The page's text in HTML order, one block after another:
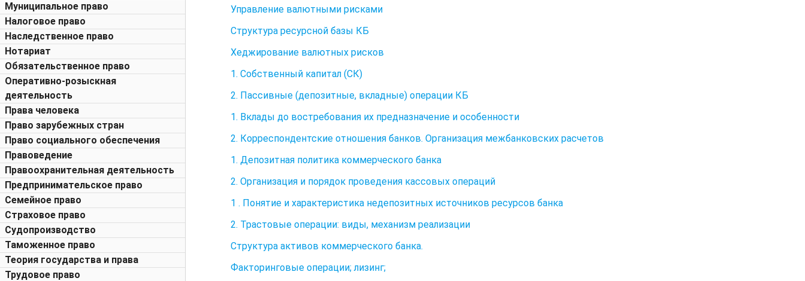
Муниципальное право
Налоговое право
Наследственное право
Нотариат
Обязательственное право
Оперативно-розыскная
деятельность
Права человека
Право зарубежных стран
Право социального обеспечения
Правоведение
Правоохранительная деятельность
Предпринимательское право
Семейное право
Страховое право
Судопроизводство
Таможенное право
Теория государства и права
Трудовое право
Управление валютными рисками
Структура ресурсной базы КБ
Хеджирование валютных рисков
1. Собственный капитал (СК)
2. Пассивные (депозитные, вкладные) операции КБ
1. Вклады до востребования их предназначение и особенности
2. Корреспондентские отношения банков. Организация межбанковских расчетов
1. Депозитная политика коммерческого банка
2. Организация и порядок проведения кассовых операций
1 . Понятие и характеристика недепозитных источников ресурсов банка
2. Трастовые операции: виды, механизм реализации
Структура активов коммерческого банка.
Факторинговые операции; лизинг;